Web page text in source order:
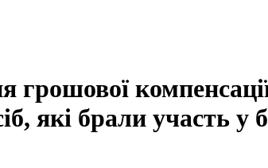
грошової
які брали участь